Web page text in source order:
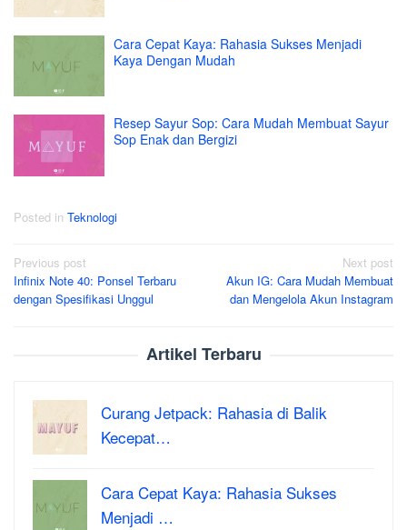
Cara Cepat Kaya: Rahasia Sukses Menjadi
Kaya Dengan Mudah
Resep Sayur Sop: Cara Mudah Membuat Sayur
Sop Enak dan Bergizi
Posted in Teknologi
Post
navigation
Previous post
Infinix Note 40: Ponsel Terbaru
dengan Spesifikasi Unggul
Next post
Akun IG: Cara Mudah Membuat
dan Mengelola Akun Instagram
Artikel Terbaru
Curang Jetpack: Rahasia di Balik
Kecepat…
Cara Cepat Kaya: Rahasia Sukses
Menjadi …